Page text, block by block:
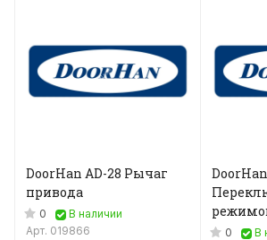
DoorHan AD-28 Рычаг
привода
0
В наличии
Арт. 019866 0
В